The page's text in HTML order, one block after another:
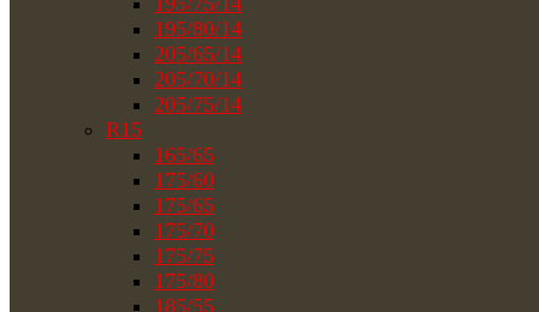
195/80/14
205/65/14
205/70/14
205/75/14
R15
165/65
175/60
175/65
175/70
175/75
175/80
185/55